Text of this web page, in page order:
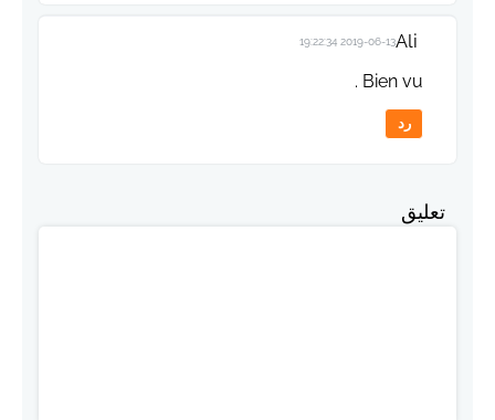
Ali
2019-06-13 19:22:34
Bien vu .
رد
تعليق